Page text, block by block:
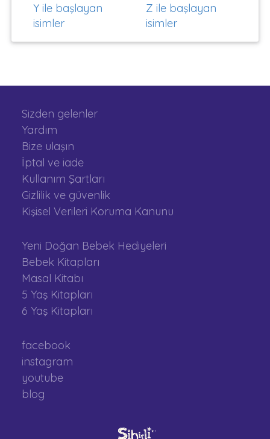
Y ile başlayan
isimler
Z ile başlayan
isimler
Sizden gelenler
Yardım
Bize ulaşın
İptal ve iade
Kullanım Şartları
Gizlilik ve güvenlik
Kişisel Verileri Koruma Kanunu
Yeni Doğan Bebek Hediyeleri
Bebek Kitapları
Masal Kitabı
5 Yaş Kitapları
6 Yaş Kitapları
facebook
instagram
youtube
blog